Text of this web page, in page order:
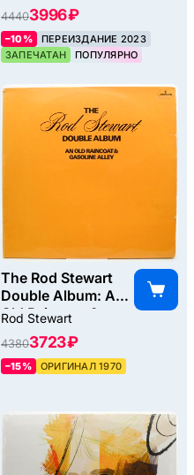
44403996 ₽
–10%
ПЕРЕИЗДАНИЕ 2023
ЗАПЕЧАТАН
ПОПУЛЯРНО
The Rod Stewart
Double Album: An
Old Raincoat &
(2LP), 1970
Rod Stewart
43803723 ₽
–15% ОРИГИНАЛ 1970